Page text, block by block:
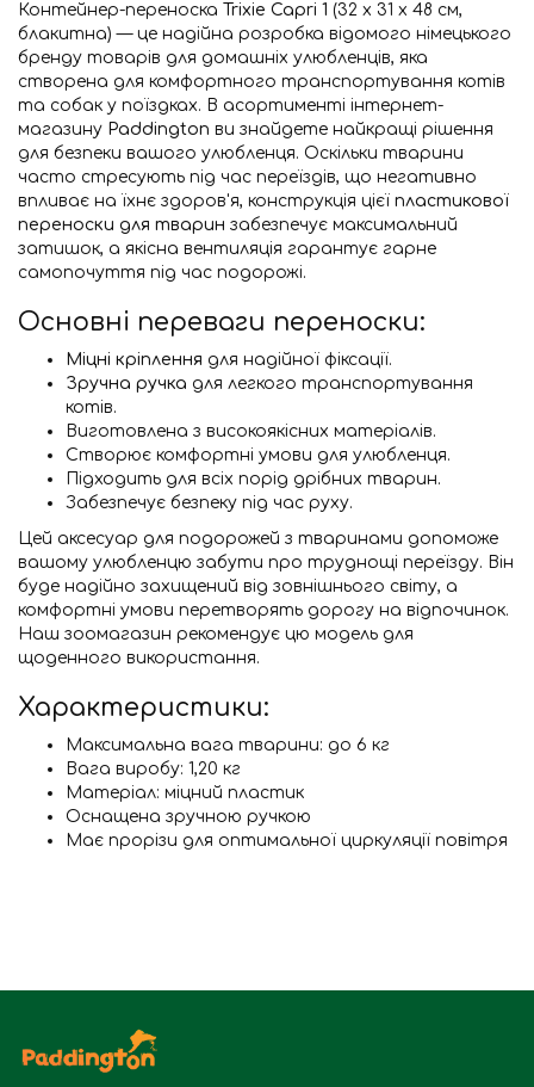
Контейнер-переноска Trixie Capri 1 (32 x 31 x 48 см,
блакитна) — це надійна розробка відомого німецького
бренду товарів для домашніх улюбленців, яка
створена для комфортного транспортування котів
та собак у поїздках. В асортименті інтернет-
магазину Paddington ви знайдете найкращі рішення
для безпеки вашого улюбленця. Оскільки тварини
часто стресують під час переїздів, що негативно
впливає на їхнє здоров'я, конструкція цієї пластикової
переноски для тварин забезпечує максимальний
затишок, а якісна вентиляція гарантує гарне
самопочуття під час подорожі.
Основні переваги переноски:
Міцні кріплення для надійної фіксації.
Зручна ручка для легкого транспортування
котів.
Виготовлена з високоякісних матеріалів.
Створює комфортні умови для улюбленця.
Підходить для всіх порід дрібних тварин.
Забезпечує безпеку під час руху.
Цей аксесуар для подорожей з тваринами допоможе
вашому улюбленцю забути про труднощі переїзду. Він
буде надійно захищений від зовнішнього світу, а
комфортні умови перетворять дорогу на відпочинок.
Наш зоомагазин рекомендує цю модель для
щоденного використання.
Характеристики:
Максимальна вага тварини: до 6 кг
Вага виробу: 1,20 кг
Матеріал: міцний пластик
Оснащена зручною ручкою
Має прорізи для оптимальної циркуляції повітря